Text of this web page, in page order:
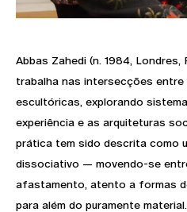
Abbas Zahedi (n. 1984,
trabalha nas intersecções
escultóricas, explorando
experiência e as arquiteturas
prática tem sido descrita como
dissociativo — movendo-se
afastamento, atento a formas
para além do puramente material.